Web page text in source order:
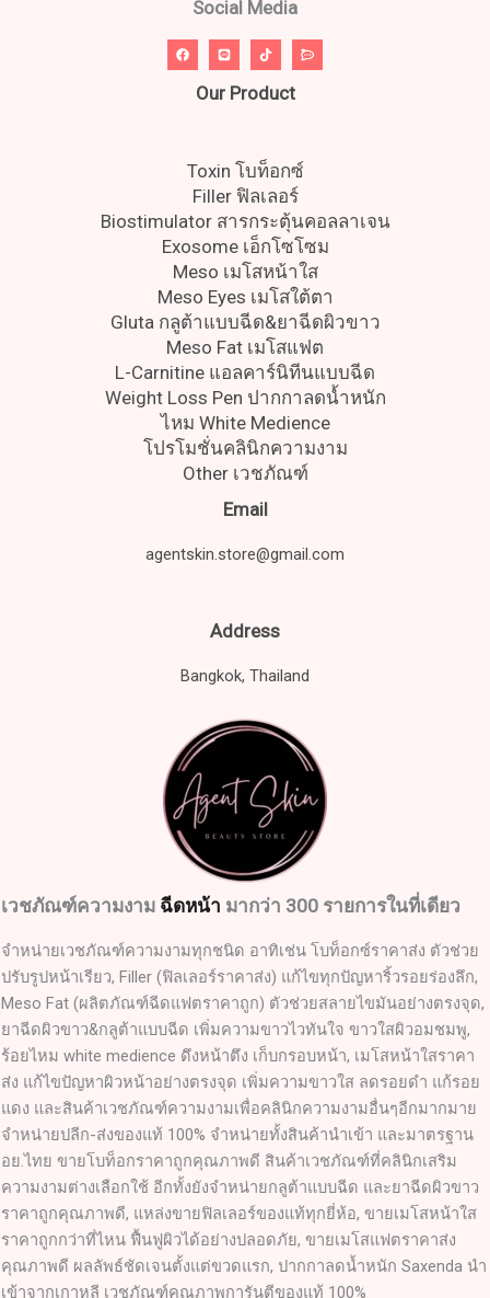
Social Media
Our Product
Toxin โบท็อกซ์
Filler ฟิลเลอร์
Biostimulator สารกระตุ้นคอลลาเจน
Exosome เอ็กโซโซม
Meso เมโสหน้าใส
Meso Eyes เมโสใต้ตา
Gluta กลูต้าแบบฉีด&ยาฉีดผิวขาว
Meso Fat เมโสแฟต
L-Carnitine แอลคาร์นิทีนแบบฉีด
Weight Loss Pen ปากกาลดน้ำหนัก
ไหม White Medience
โปรโมชั่นคลินิกความงาม
Other เวชภัณฑ์
Email
agentskin.store@gmail.com
Address
Bangkok, Thailand
เวชภัณฑ์ความงาม ฉีดหน้า มากว่า 300 รายการในที่เดียว
จำหน่ายเวชภัณฑ์ความงามทุกชนิด อาทิเช่น โบท็อกซ์ราคาส่ง ตัวช่วย
ปรับรูปหน้าเรียว, Filler (ฟิลเลอร์ราคาส่ง) แก้ไขทุกปัญหาริ้วรอยร่องลึก,
Meso Fat (ผลิตภัณฑ์ฉีดแฟตราคาถูก) ตัวช่วยสลายไขมันอย่างตรงจุด,
ยาฉีดผิวขาว&กลูต้าแบบฉีด เพิ่มความขาวไวทันใจ ขาวใสผิวอมชมพู,
ร้อยไหม white medience ดึงหน้าตึง เก็บกรอบหน้า, เมโสหน้าใสราคา
ส่ง แก้ไขปัญหาผิวหน้าอย่างตรงจุด เพิ่มความขาวใส ลดรอยดำ แก้รอย
แดง และสินค้าเวชภัณฑ์ความงามเพื่อคลินิกความงามอื่นๆอีกมากมาย
จำหน่ายปลีก-ส่งของแท้ 100% จำหน่ายทั้งสินค้านำเข้า และมาตรฐาน
อย.ไทย ขายโบท็อกราคาถูกคุณภาพดี สินค้าเวชภัณฑ์ที่คลินิกเสริม
ความงามต่างเลือกใช้ อีกทั้งยังจำหน่ายกลูต้าแบบฉีด และยาฉีดผิวขาว
ราคาถูกคุณภาพดี, แหล่งขายฟิลเลอร์ของแท้ทุกยี่ห้อ, ขายเมโสหน้าใส
ราคาถูกกว่าที่ไหน ฟื้นฟูผิวได้อย่างปลอดภัย, ขายเมโสแฟตราคาส่ง
คุณภาพดี ผลลัพธ์ชัดเจนตั้งแต่ขวดแรก, ปากกาลดน้ำหนัก Saxenda นำ
เข้าจากเกาหลี เวชภัณฑ์คุณภาพการันตีของแท้ 100%